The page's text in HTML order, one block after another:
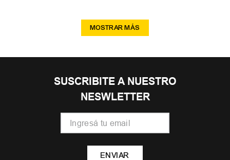
MOSTRAR MÁS
SUSCRIBITE A NUESTRO
NESWLETTER
ENVIAR